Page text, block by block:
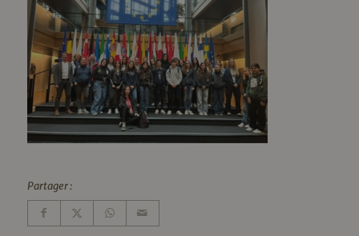
Partager :